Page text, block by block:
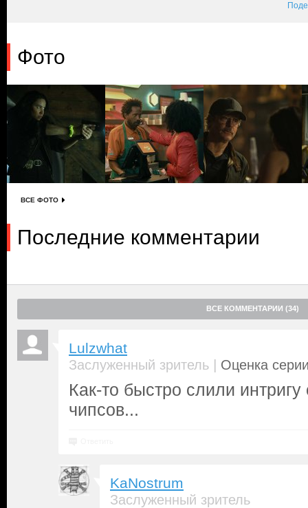
Фото
ВСЕ ФОТО
Последние комментарии
ВСЕ КОММЕНТАРИИ (34)
Lulzwhat
Заслуженный зритель | Оценка
Как-то быстро слили
чипсов...
KaNostrum
Заслуженный зритель